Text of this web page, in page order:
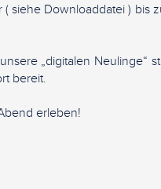
siehe Downloaddatei ) bis
„digitalen Neulinge“
bereit.
erleben!